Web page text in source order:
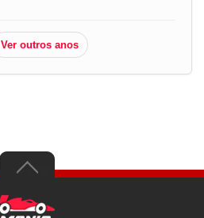
Ver outros anos